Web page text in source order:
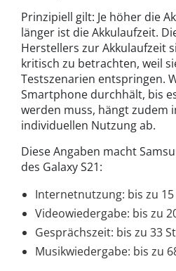
Prinzipiell gilt: Je höher die
länger ist die Akkulaufzeit.
Herstellers zur Akkulaufzeit
kritisch zu betrachten, weil
Testszenarien entspringen.
Smartphone durchhält, bis
werden muss, hängt zudem
individuellen Nutzung ab.
Diese Angaben macht
des Galaxy S21:
Internetnutzung: bis zu
Videowiedergabe: bis zu
Gesprächszeit: bis zu 33
Musikwiedergabe: bis zu